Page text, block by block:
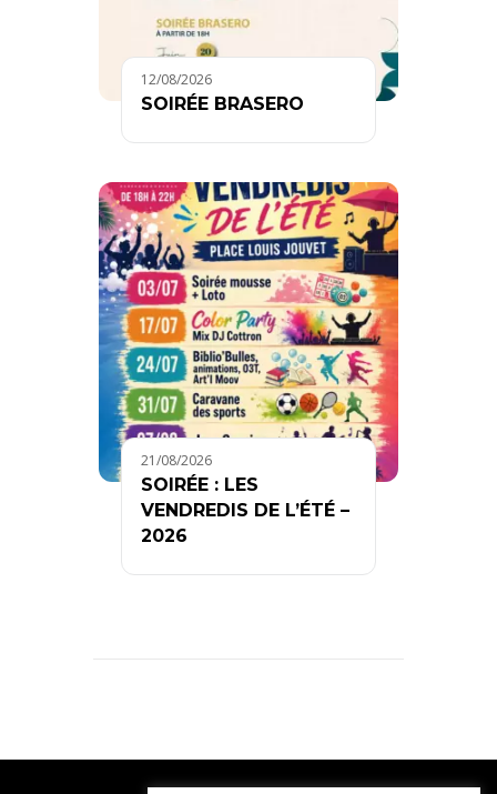
12/08/2026
SOIRÉE BRASERO
21/08/2026
SOIRÉE : LES
VENDREDIS DE L’ÉTÉ –
2026